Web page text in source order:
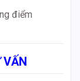
điểm
VẤN